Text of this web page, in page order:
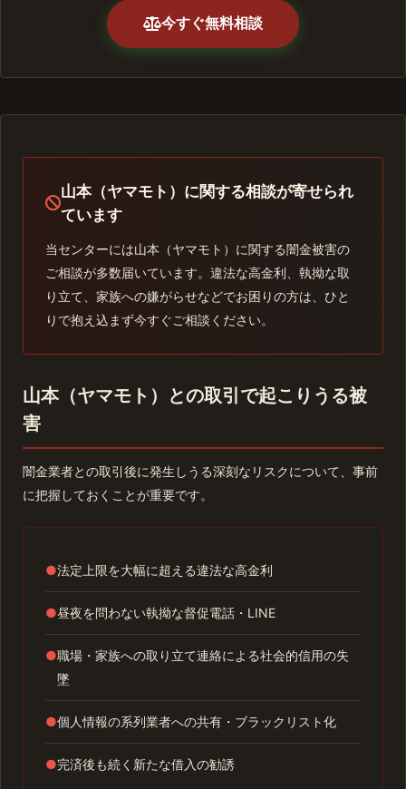
今すぐ無料相談
山本（ヤマモト）に関する相談が寄せられ
ています
当センターには山本（ヤマモト）に関する闇金被害の
ご相談が多数届いています。違法な高金利、執拗な取
り立て、家族への嫌がらせなどでお困りの方は、ひと
りで抱え込まず今すぐご相談ください。
山本（ヤマモト）との取引で起こりうる被
害
闇金業者との取引後に発生しうる深刻なリスクについて、事前
に把握しておくことが重要です。
●法定上限を大幅に超える違法な高金利
●昼夜を問わない執拗な督促電話・LINE
●職場・家族への取り立て連絡による社会的信用の失
墜
●個人情報の系列業者への共有・ブラックリスト化
●完済後も続く新たな借入の勧誘